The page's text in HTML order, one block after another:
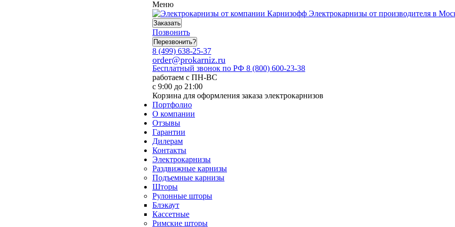
Меню
Электрокарнизы от производителя в
Заказать
Позвонить
Перезвонить?
8 (499) 638-25-37
order@prokarniz.ru
Бесплатный звонок по РФ 8 (800) 600-23-38
работаем с ПН-ВС
с 9:00 до 21:00
Корзина для оформления заказа электрокарнизов
Портфолио
О компании
Отзывы
Гарантии
Дилерам
Контакты
Электрокарнизы
Раздвижные карнизы
Подъемные карнизы
Шторы
Рулонные шторы
Блэкаут
Кассетные
Римские шторы